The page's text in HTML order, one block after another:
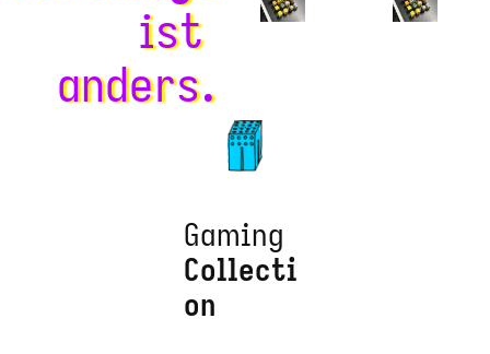
ist
anders.
Gaming
Collecti
on